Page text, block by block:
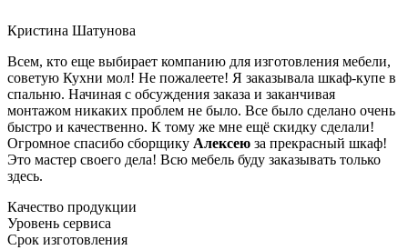
Кристина Шатунова
Всем, кто еще выбирает компанию для изготовления мебели,
советую Кухни мол! Не пожалеете! Я заказывала шкаф-купе в
спальню. Начиная с обсуждения заказа и заканчивая
монтажом никаких проблем не было. Все было сделано очень
быстро и качественно. К тому же мне ещё скидку сделали!
Огромное спасибо сборщику Алексею за прекрасный шкаф!
Это мастер своего дела! Всю мебель буду заказывать только
здесь.
Качество продукции
Уровень сервиса
Срок изготовления